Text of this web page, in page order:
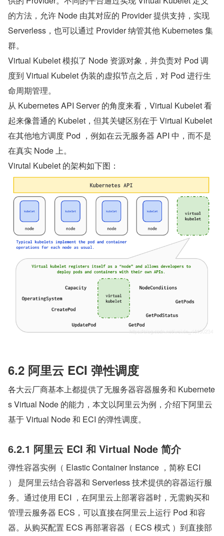
的方法，允许 Node 由其对应的 Provider 提供支持，实现
Serverless，也可以通过 Provider 纳管其他 Kubernetes 集
群。
Virtual Kubelet 模拟了 Node 资源对象，并负责对 Pod 调
度到 Virtual Kubelet 伪装的虚拟节点之后，对 Pod 进行生
命周期管理。
从 Kubernetes API Server 的角度来看，Virtual Kubelet 看
起来像普通的 Kubelet，但其关键区别在于 Virtual Kubelet
在其他地方调度 Pod ，例如在云无服务器 API 中，而不是
在真实 Node 上。
Virutal Kubelet 的架构如下图：
6.2 阿里云 ECI 弹性调度
各大云厂商基本上都提供了无服务器容器服务和 Kubernete
s Virtual Node 的能力，本文以阿里云为例，介绍下阿里云
基于 Virtual Node 和 ECI 的弹性调度。
6.2.1 阿里云 ECI 和 Virtual Node 简介
弹性容器实例（ Elastic Container Instance ，简称 ECI
） 是阿里云结合容器和 Serverless 技术提供的容器运行服
务。通过使用 ECI ，在阿里云上部署容器时，无需购买和
管理云服务器 ECS，可以直接在阿里云上运行 Pod 和容
器。从购买配置 ECS 再部署容器（ ECS 模式 ）到直接部